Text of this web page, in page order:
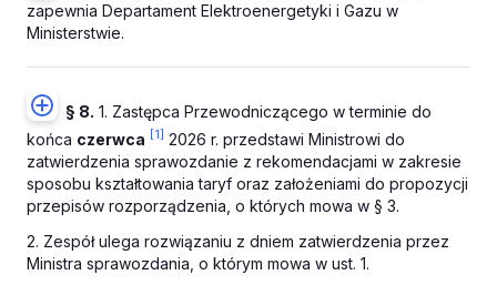
zapewnia Departament Elektroenergetyki i Gazu w
Ministerstwie.
§ 8. 1. Zastępca Przewodniczącego w terminie do
końca czerwca [1] 2026 r. przedstawi Ministrowi do
zatwierdzenia sprawozdanie z rekomendacjami w zakresie
sposobu kształtowania taryf oraz założeniami do propozycji
przepisów rozporządzenia, o których mowa w § 3.
2. Zespół ulega rozwiązaniu z dniem zatwierdzenia przez
Ministra sprawozdania, o którym mowa w ust. 1.